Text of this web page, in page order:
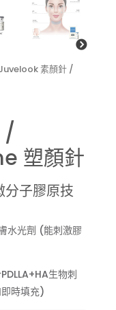
素顏針 /
/
塑顏針
分子膠原技
水光劑 (能刺激膠
生物刺
時填充)